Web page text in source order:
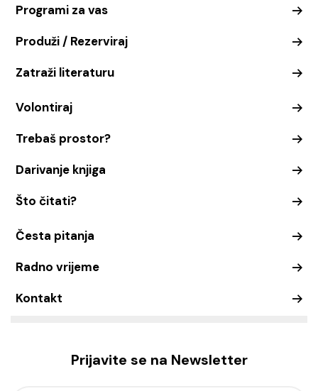
Programi za vas
Produži / Rezerviraj
Zatraži literaturu
Volontiraj
Trebaš prostor?
Darivanje knjiga
Što čitati?
Česta pitanja
Radno vrijeme
Kontakt
Prijavite se na Newsletter